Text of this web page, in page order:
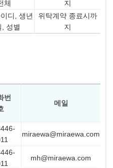
체
지
디, 생년
, 성별
위탁계약 종료시까
지
번
메일
miraewa@miraewa.com
mh@miraewa.com